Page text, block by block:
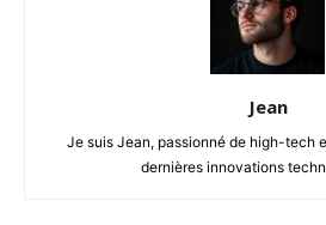
Jean
Je suis Jean, passionné de high-tech
dernières innovations